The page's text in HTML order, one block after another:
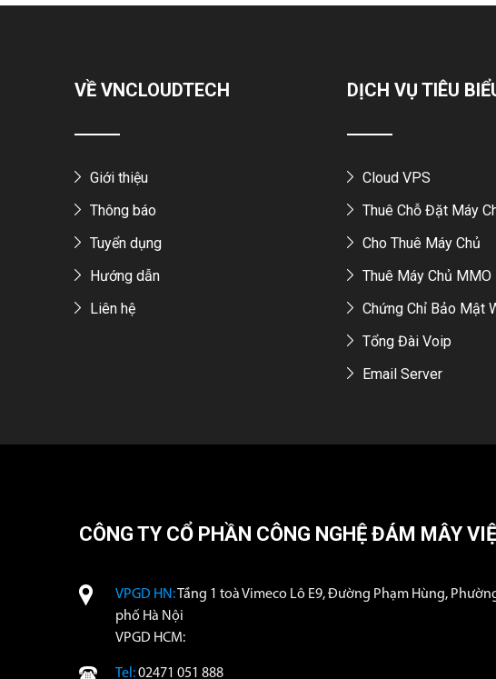
VỀ VNCLOUDTECH
Giới thiệu
Thông báo
Tuyển dụng
Hướng dẫn
Liên hệ
DỊCH VỤ TIÊU
Cloud VPS
Thuê Chỗ Đặt Máy
Cho Thuê Máy Chủ
Thuê Máy Chủ MMO
Chứng Chỉ Bảo Mật
Tổng Đài Voip
Email Server
CÔNG TY CỔ PHẦN CÔNG NGHỆ ĐÁM MÂY
VPGD HN:Tầng 1 toà Vimeco Lô E9, Đường Phạm Hùng,
phố Hà Nội
VPGD HCM:
Tel:02471 051 888